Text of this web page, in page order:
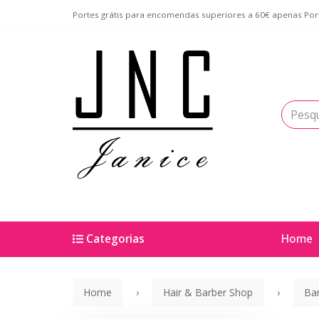
Portes grátis para encomendas superiores a 60€ apenas
Home
Categorias
Home Hair & Barber Shop